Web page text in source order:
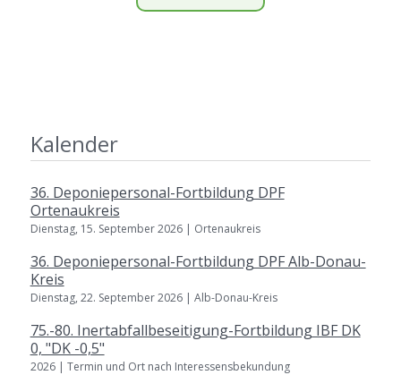
Kalender
36. Deponiepersonal-Fortbildung DPF
Ortenaukreis
Dienstag, 15. September 2026 | Ortenaukreis
36. Deponiepersonal-Fortbildung DPF Alb-Donau-
Kreis
Dienstag, 22. September 2026 | Alb-Donau-Kreis
75.-80. Inertabfallbeseitigung-Fortbildung IBF DK
0, "DK -0,5"
2026 | Termin und Ort nach Interessensbekundung